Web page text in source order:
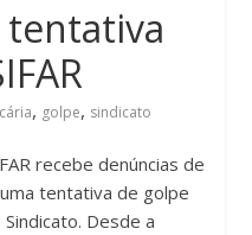
tentativa
, golpe, sindicato
recebe denúncias de
tentativa de golpe
Desde a